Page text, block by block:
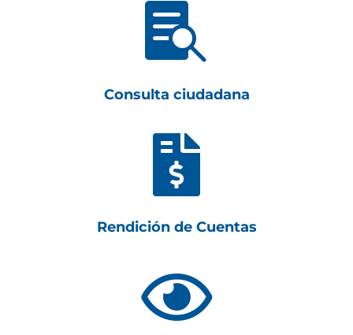

Consulta ciudadana

Rendición de Cuentas
